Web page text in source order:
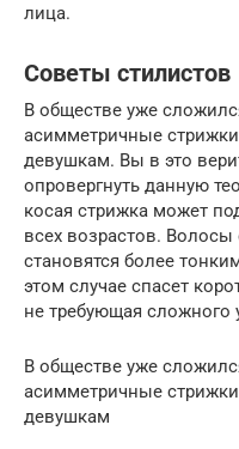
лица.
Советы стилистов
В обществе уже
асимметричные
девушкам. Вы в это
опровергнуть данную
косая стрижка может
всех возрастов. Волосы
становятся более
этом случае спасет
не требующая сложного
В обществе уже
асимметричные
девушкам